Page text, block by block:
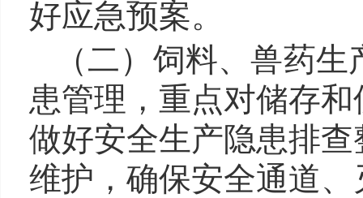
好应急预案。
（二）饲料、兽药
患管理，重点对储存
做好安全生产隐患排
维护，确保安全通道